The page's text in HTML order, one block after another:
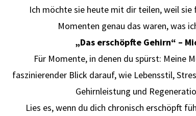
Ich möchte sie heute mit dir teilen, weil sie
Momenten genau das waren, was
„Das erschöpfte Gehirn“ –
Für Momente, in denen du spürst: Meine
faszinierender Blick darauf, wie Lebensstil,
Gehirnleistung und
Lies es, wenn du dich chronisch erschöpft